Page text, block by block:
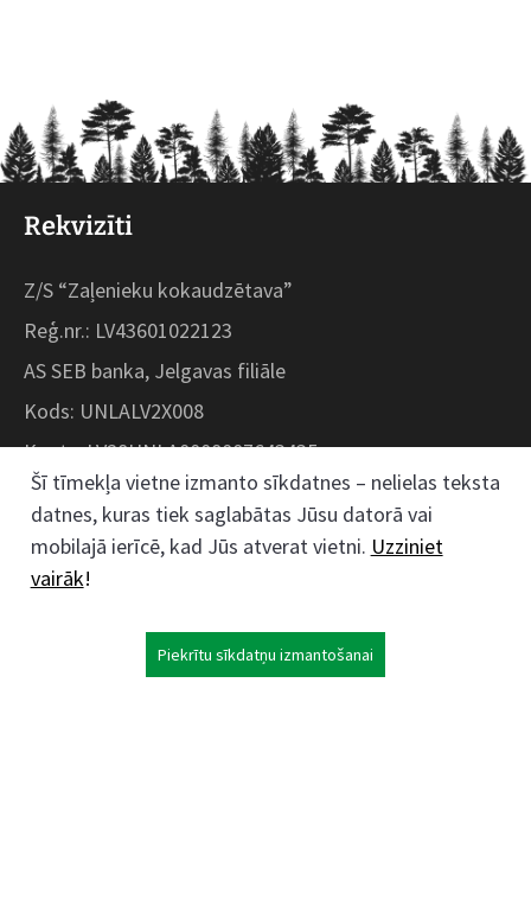
Rekvizīti
Z/S “Zaļenieku kokaudzētava”
Reģ.nr.: LV43601022123
AS SEB banka, Jelgavas filiāle
Kods: UNLALV2X008
Konts: LV28UNLA0008007643435
Kokaudzētavas iela 1, Zaļenieki, Zaļenieku
pagasts, Jelgavas novads, LV- 3011, Latvija
Šī tīmekļa vietne izmanto sīkdatnes – nelielas teksta
datnes, kuras tiek saglabātas Jūsu datorā vai
mobilajā ierīcē, kad Jūs atverat vietni. Uzziniet
vairāk!
Piekrītu sīkdatņu izmantošanai